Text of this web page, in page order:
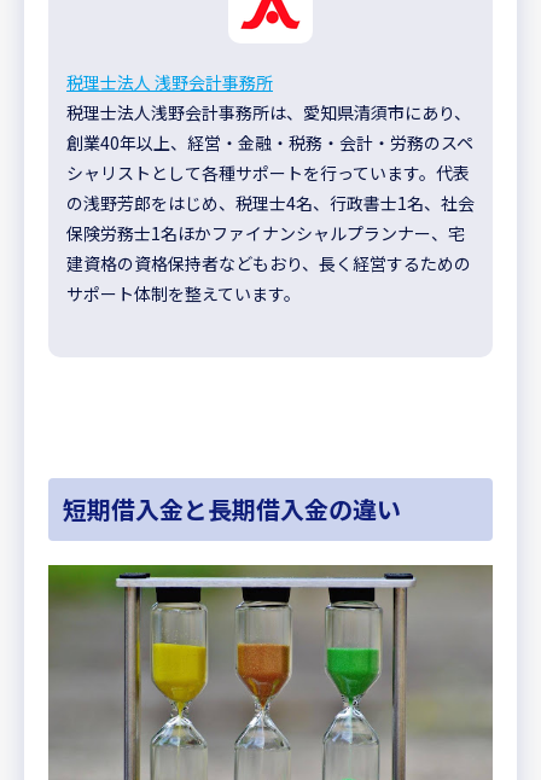
税理士法人 浅野会計事務所
税理士法人浅野会計事務所は、愛知県清須市にあり、
創業40年以上、経営・金融・税務・会計・労務のスペ
シャリストとして各種サポートを行っています。代表
の浅野芳郎をはじめ、税理士4名、行政書士1名、社会
保険労務士1名ほかファイナンシャルプランナー、宅
建資格の資格保持者などもおり、長く経営するための
サポート体制を整えています。
短期借入金と長期借入金の違い